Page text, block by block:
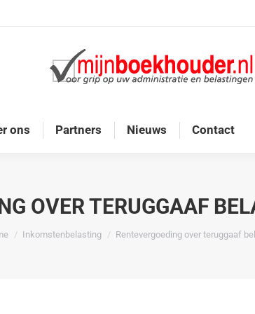
ons Partners Nieuws Contact
OVER TERUGGAAF
hier:
Inkomstenbelasting Rentevergoeding over teruggaaf
Home Diensten Onze doelgroep